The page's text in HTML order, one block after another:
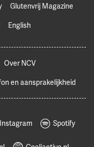
Glutenvrij Magazine
English
Over NCV
en aansprakelijkheid
Instagram Spotify